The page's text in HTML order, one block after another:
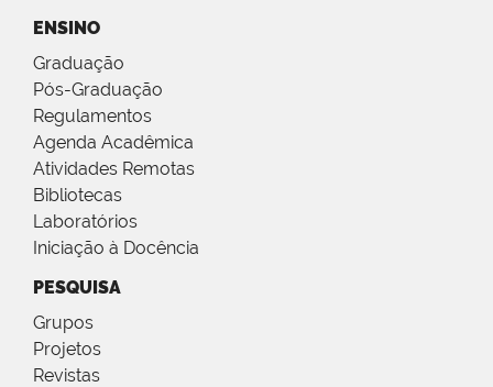
ENSINO
Graduação
Pós-Graduação
Regulamentos
Agenda Acadêmica
Atividades Remotas
Bibliotecas
Laboratórios
Iniciação à Docência
PESQUISA
Grupos
Projetos
Revistas